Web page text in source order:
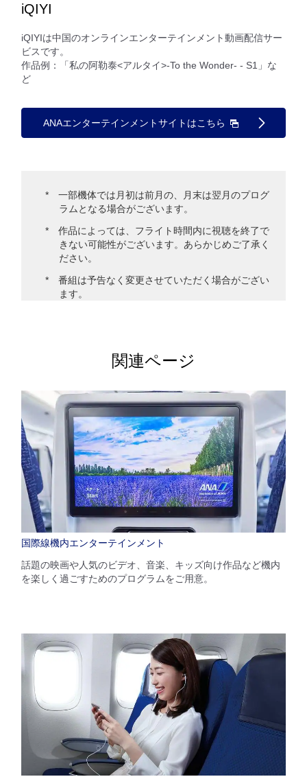
iQIYI
iQIYIは中国のオンラインエンターテインメント動画配信サー
ビスです。
作品例：「私の阿勒泰<アルタイ>-To the Wonder- - S1」な
ど
ANAエンターテインメントサイトはこちら
一部機体では月初は前月の、月末は翌月のプログ
ラムとなる場合がございます。
作品によっては、フライト時間内に視聴を終了で
きない可能性がございます。あらかじめご了承く
ださい。
番組は予告なく変更させていただく場合がござい
ます。
関連ページ
国際線機内エンターテインメント
話題の映画や人気のビデオ、音楽、キッズ向け作品など機内
を楽しく過ごすためのプログラムをご用意。